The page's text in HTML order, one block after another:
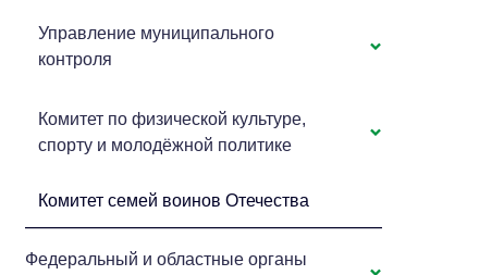
Управление муниципального
контроля
Комитет по физической культуре,
спорту и молодёжной политике
Комитет семей воинов Отечества
Федеральный и областные органы